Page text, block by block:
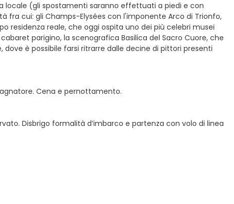
locale (gli spostamenti saranno effettuati a piedi e con
fra cui: gli Champs-Elysées con l'imponente Arco di Trionfo,
residenza reale, che oggi ospita uno dei più celebri musei
parigino, la scenografica Basilica del Sacro Cuore, che
è possibile farsi ritrarre dalle decine di pittori presenti
Cena e pernottamento.
Disbrigo formalità d’imbarco e partenza con volo di linea